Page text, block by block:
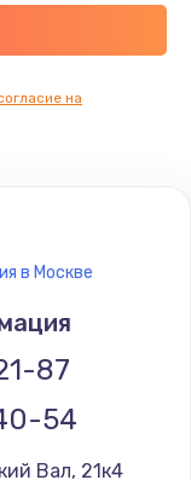
на
в Москве
87
54
Вал, 21к4